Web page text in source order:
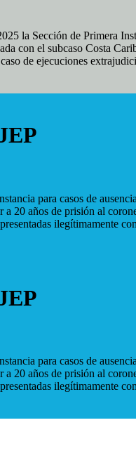
la Sección de Primera
con el subcaso Costa
de ejecuciones
para casos de
a 20 años de prisión al
ilegítimamente
para casos de
a 20 años de prisión al
ilegítimamente